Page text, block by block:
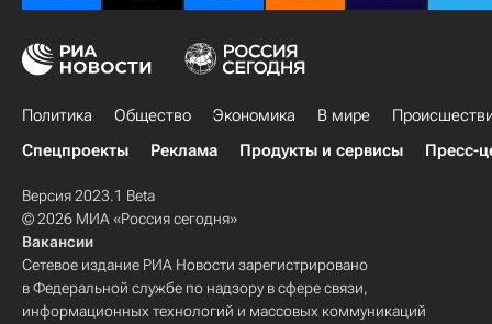
Политика Общество Экономика В мире
Спецпроекты
Реклама Продукты и сервисы Пресс-
Версия 2023.1 Beta
© 2026 МИА «Россия сегодня»
Вакансии
Сетевое издание РИА Новости зарегистрировано
в Федеральной службе по надзору в сфере связи,
информационных технологий и массовых коммуникаций